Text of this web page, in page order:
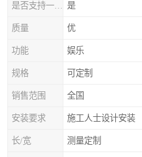
是
质量 优
功能 娱乐
规格 可定制
销售范围 全国
安装要求 施工人士设计安装
长/宽 测量定制